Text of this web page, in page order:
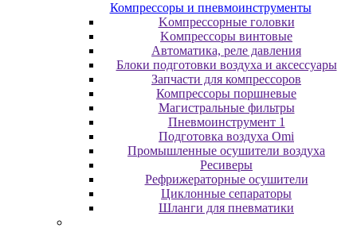
Компрессоры и пневмоинструменты
Koмпpeccopныe гoлoвки
Koмпpeccopы винтoвыe
Автоматика, реле давления
Блоки подготовки воздуха и аксессуары
Запчасти для компрессоров
Компрессоры поршневые
Магистральные фильтры
Пневмоинструмент 1
Подготовка воздуха Omi
Промышленные осушители воздуха
Ресиверы
Рефрижераторные осушители
Циклонные сепараторы
Шланги для пневматики